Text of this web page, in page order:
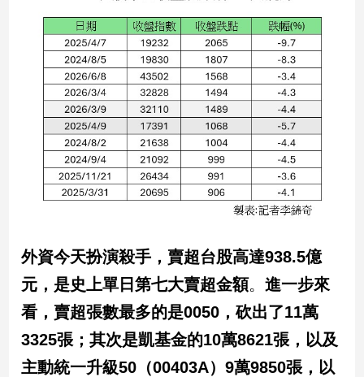
觀
點
娛
樂
外資今天扮演殺手，賣超台股高達938.5億
元，是史上單日第七大賣超金額。進一步來
看，賣超張數最多的是0050，砍出了11萬
3325張；其次是凱基金的10萬8621張，以及
主動統一升級50（00403A）9萬9850張，以